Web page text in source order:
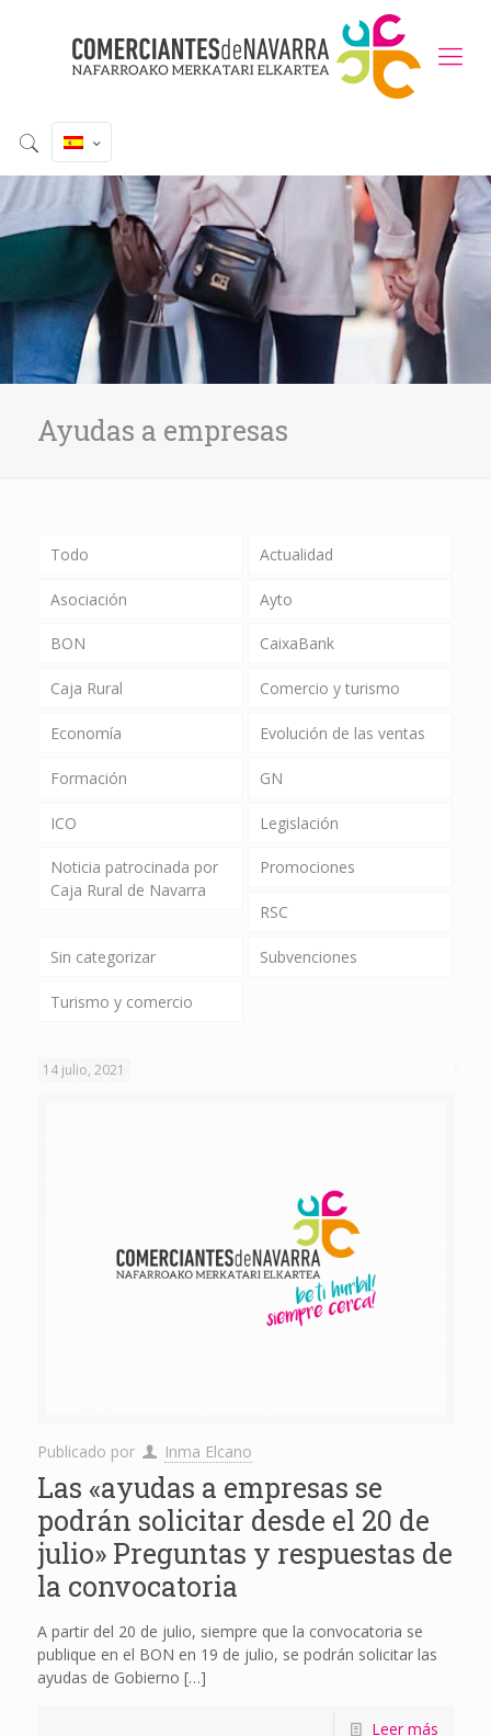
Ayudas a empresas
Todo Actualidad
Asociación Ayto
BON CaixaBank
Caja Rural Comercio y turismo
Economía Evolución de las ventas
Formación GN
ICO Legislación
Noticia patrocinada por
Caja Rural de Navarra
Promociones
RSC
Sin categorizar Subvenciones
Turismo y comercio
14 julio, 2021
Publicado por Inma Elcano
Las «ayudas a empresas se
podrán solicitar desde el 20 de
julio» Preguntas y respuestas de
la convocatoria
A partir del 20 de julio, siempre que la convocatoria se
publique en el BON en 19 de julio, se podrán solicitar las
ayudas de Gobierno […]
Leer más